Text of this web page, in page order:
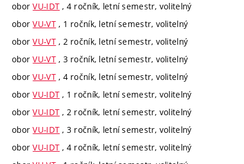
oborVU-IDT , 4 ročník, letní semestr, volitelný
oborVU-VT, 1 ročník, letní semestr, volitelný
oborVU-VT, 2 ročník, letní semestr, volitelný
oborVU-VT, 3 ročník, letní semestr, volitelný
oborVU-VT, 4 ročník, letní semestr, volitelný
oborVU-IDT , 1 ročník, letní semestr, volitelný
oborVU-IDT , 2 ročník, letní semestr, volitelný
oborVU-IDT , 3 ročník, letní semestr, volitelný
oborVU-IDT , 4 ročník, letní semestr, volitelný